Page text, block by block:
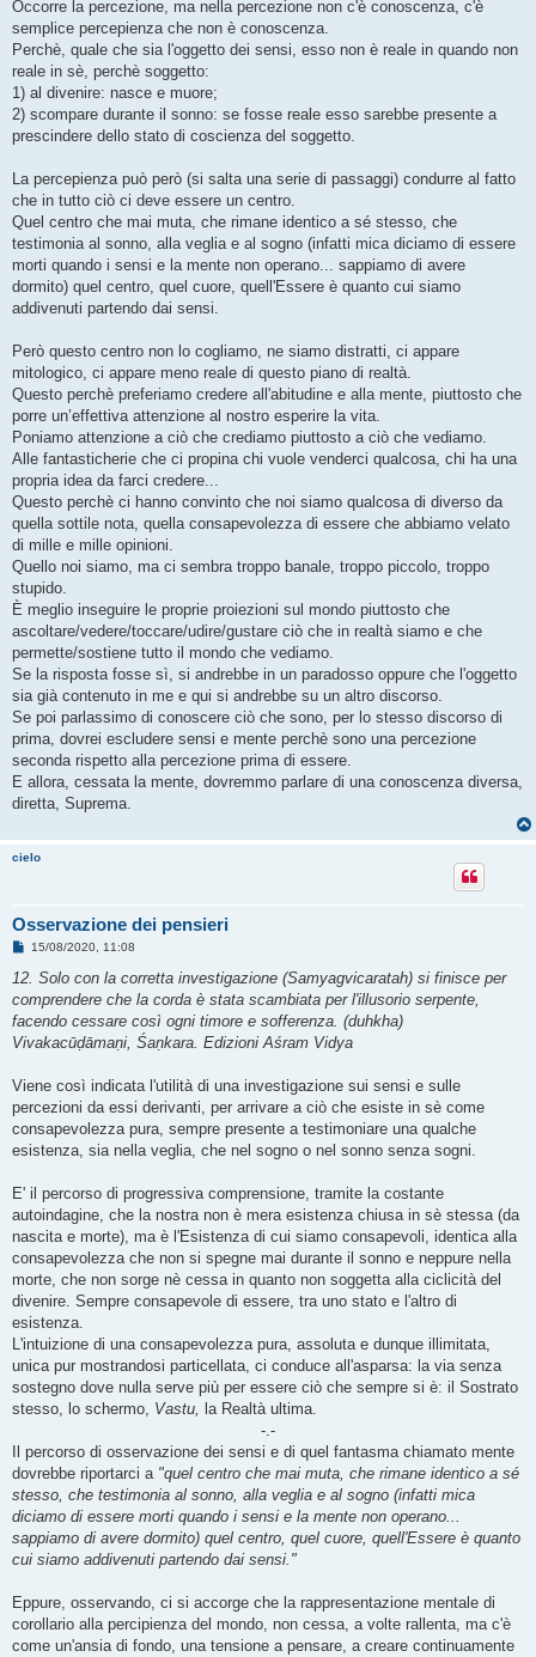
Occorre la percezione, ma nella percezione non c'è conoscenza, c'è
semplice percepienza che non è conoscenza.
Perchè, quale che sia l'oggetto dei sensi, esso non è reale in quando non
reale in sè, perchè soggetto:
1) al divenire: nasce e muore;
2) scompare durante il sonno: se fosse reale esso sarebbe presente a
prescindere dello stato di coscienza del soggetto.
La percepienza può però (si salta una serie di passaggi) condurre al fatto
che in tutto ciò ci deve essere un centro.
Quel centro che mai muta, che rimane identico a sé stesso, che
testimonia al sonno, alla veglia e al sogno (infatti mica diciamo di essere
morti quando i sensi e la mente non operano... sappiamo di avere
dormito) quel centro, quel cuore, quell'Essere è quanto cui siamo
addivenuti partendo dai sensi.
Però questo centro non lo cogliamo, ne siamo distratti, ci appare
mitologico, ci appare meno reale di questo piano di realtà.
Questo perchè preferiamo credere all'abitudine e alla mente, piuttosto che
porre un’effettiva attenzione al nostro esperire la vita.
Poniamo attenzione a ciò che crediamo piuttosto a ciò che vediamo.
Alle fantasticherie che ci propina chi vuole venderci qualcosa, chi ha una
propria idea da farci credere...
Questo perchè ci hanno convinto che noi siamo qualcosa di diverso da
quella sottile nota, quella consapevolezza di essere che abbiamo velato
di mille e mille opinioni.
Quello noi siamo, ma ci sembra troppo banale, troppo piccolo, troppo
stupido.
È meglio inseguire le proprie proiezioni sul mondo piuttosto che
ascoltare/vedere/toccare/udire/gustare ciò che in realtà siamo e che
permette/sostiene tutto il mondo che vediamo.
Se la risposta fosse sì, si andrebbe in un paradosso oppure che l'oggetto
sia già contenuto in me e qui si andrebbe su un altro discorso.
Se poi parlassimo di conoscere ciò che sono, per lo stesso discorso di
prima, dovrei escludere sensi e mente perchè sono una percezione
seconda rispetto alla percezione prima di essere.
E allora, cessata la mente, dovremmo parlare di una conoscenza diversa,
diretta, Suprema.
cielo
Osservazione dei pensieri
M
s
a
g
i
15/08/2020, 11:08
12. Solo con la corretta investigazione (Samyagvicaratah) si finisce per
comprendere che la corda è stata scambiata per l'illusorio serpente,
facendo cessare così ogni timore e sofferenza. (duhkha)
Vivakacūḍāmaṇi, Śaṇkara. Edizioni Aśram Vidya
Viene così indicata l'utilità di una investigazione sui sensi e sulle
percezioni da essi derivanti, per arrivare a ciò che esiste in sè come
consapevolezza pura, sempre presente a testimoniare una qualche
esistenza, sia nella veglia, che nel sogno o nel sonno senza sogni.
E' il percorso di progressiva comprensione, tramite la costante
autoindagine, che la nostra non è mera esistenza chiusa in sè stessa (da
nascita e morte), ma è l'Esistenza di cui siamo consapevoli, identica alla
consapevolezza che non si spegne mai durante il sonno e neppure nella
morte, che non sorge nè cessa in quanto non soggetta alla ciclicità del
divenire. Sempre consapevole di essere, tra uno stato e l'altro di
esistenza.
L'intuizione di una consapevolezza pura, assoluta e dunque illimitata,
unica pur mostrandosi particellata, ci conduce all'asparsa: la via senza
sostegno dove nulla serve più per essere ciò che sempre si è: il Sostrato
stesso, lo schermo, Vastu, la Realtà ultima.
-.-
Il percorso di osservazione dei sensi e di quel fantasma chiamato mente
dovrebbe riportarci a "quel centro che mai muta, che rimane identico a sé
stesso, che testimonia al sonno, alla veglia e al sogno (infatti mica
diciamo di essere morti quando i sensi e la mente non operano...
sappiamo di avere dormito) quel centro, quel cuore, quell'Essere è quanto
cui siamo addivenuti partendo dai sensi."
Eppure, osservando, ci si accorge che la rappresentazione mentale di
corollario alla percipienza del mondo, non cessa, a volte rallenta, ma c'è
come un'ansia di fondo, una tensione a pensare, a creare continuamente